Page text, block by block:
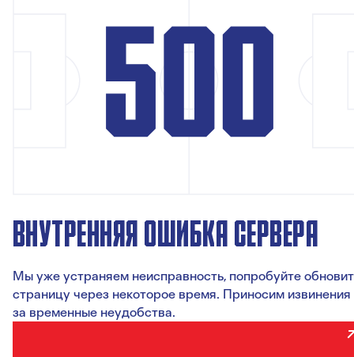
ВНУТРЕННЯЯ ОШИБКА СЕРВЕРА
Мы уже устраняем неисправность, попробуйте
страницу через некоторое время. Приносим извинения
за временные неудобства.